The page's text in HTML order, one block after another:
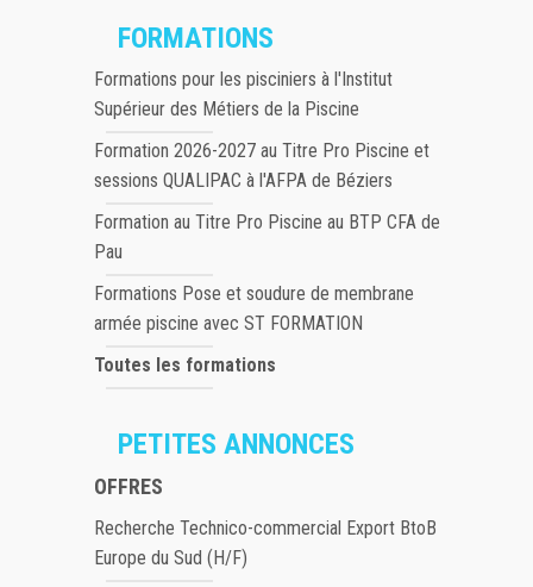
FORMATIONS
Formations pour les pisciniers à l'Institut
Supérieur des Métiers de la Piscine
Formation 2026-2027 au Titre Pro Piscine et
sessions QUALIPAC à l'AFPA de Béziers
Formation au Titre Pro Piscine au BTP CFA de
Pau
Formations Pose et soudure de membrane
armée piscine avec ST FORMATION
Toutes les formations
PETITES ANNONCES
OFFRES
Recherche Technico-commercial Export BtoB
Europe du Sud (H/F)